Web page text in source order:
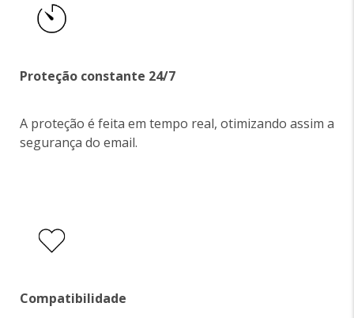
Proteção constante 24/7
A proteção é feita em tempo real, otimizando assim a
segurança do email.
Compatibilidade